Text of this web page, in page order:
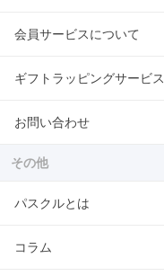
会員サービスについて
ギフトラッピングサービス
お問い合わせ
その他
パスクルとは
コラム